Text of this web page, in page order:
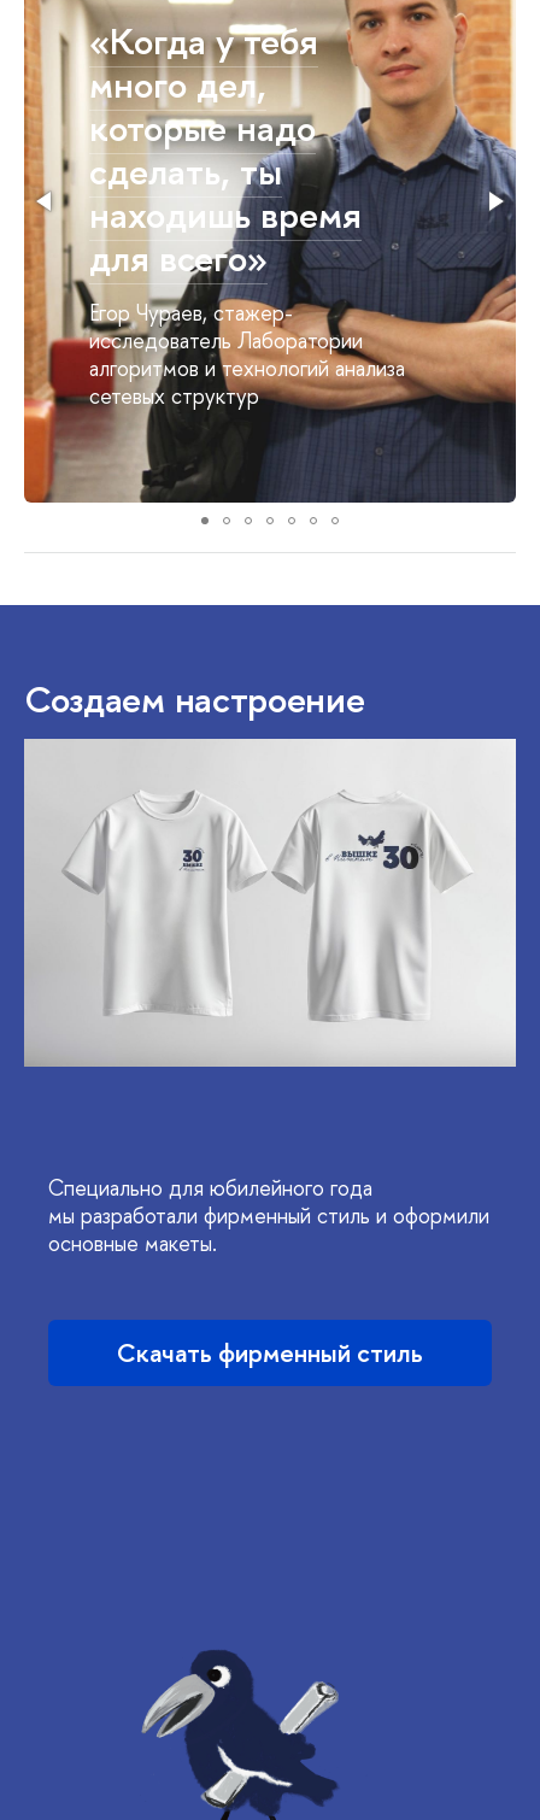
«Когда у тебя
много дел,
которые надо
сделать, ты
находишь время
для всего»
Егор Чураев, стажер-
исследователь Лаборатории
алгоритмов и технологий анализа
сетевых структур
Создаем настроение
Специально для юбилейного года
мы разработали фирменный стиль и оформили
основные макеты.
Скачать фирменный стиль